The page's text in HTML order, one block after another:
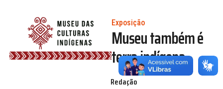
Exposição
Museu também é
terra indígena
Redação